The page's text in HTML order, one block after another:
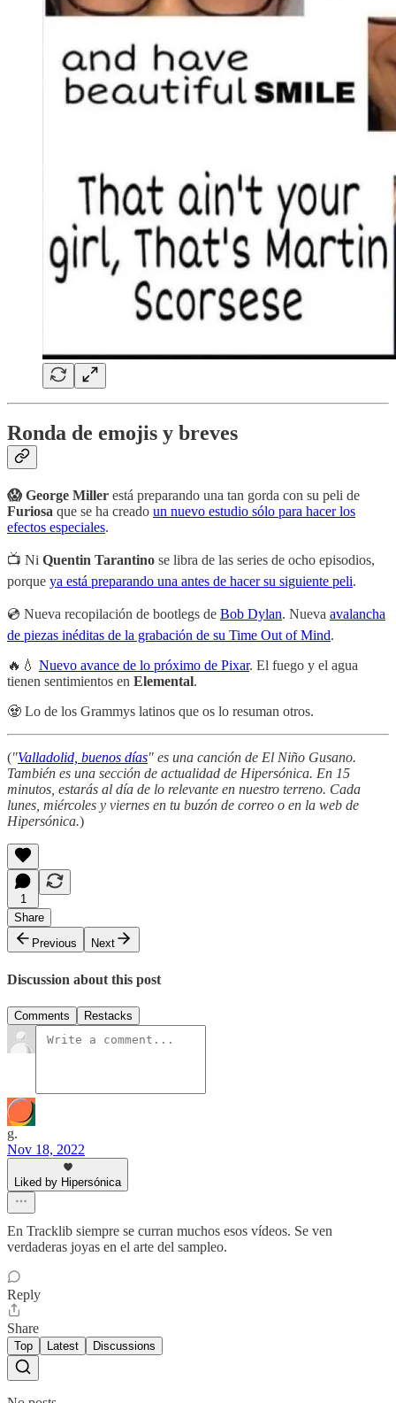
Ronda de emojis y breves
😱 George Miller está preparando una tan gorda con su peli de
Furiosa que se ha creado un nuevo estudio sólo para hacer los
efectos especiales.
📺 Ni Quentin Tarantino se libra de las series de ocho episodios,
porque ya está preparando una antes de hacer su siguiente peli.
💿 Nueva recopilación de bootlegs de Bob Dylan. Nueva avalancha
de piezas inéditas de la grabación de su Time Out of Mind.
🔥💧 Nuevo avance de lo próximo de Pixar. El fuego y el agua
tienen sentimientos en Elemental.
🧟 Lo de los Grammys latinos que os lo resuman otros.
("Valladolid, buenos días" es una canción de El Niño Gusano.
También es una sección de actualidad de Hipersónica. En 15
minutos, estarás al día de lo relevante en nuestro terreno. Cada
lunes, miércoles y viernes en tu buzón de correo o en la web de
Hipersónica.)
1
Share
Previous
Next
Discussion about this post
Comments Restacks
g.
Nov 18, 2022
Liked by Hipersónica
En Tracklib siempre se curran muchos esos vídeos. Se ven
verdaderas joyas en el arte del sampleo.
Reply
Share
Top Latest Discussions